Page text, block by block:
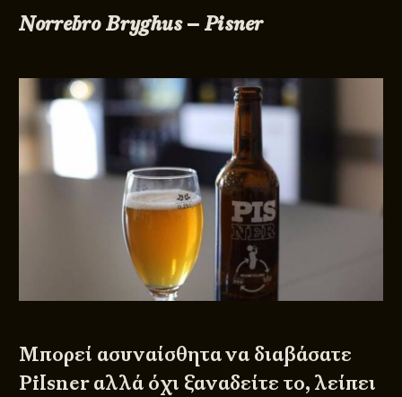
Norrebro Bryghus – Pisner
Μπορεί ασυναίσθητα να διαβάσατε
Pilsner αλλά όχι ξαναδείτε το, λείπει